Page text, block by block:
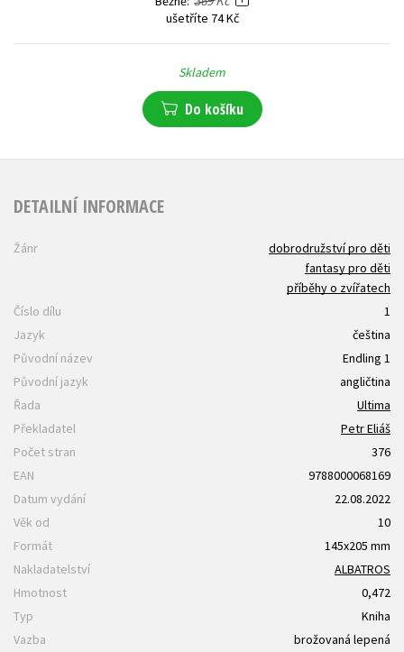
ušetříte 74 Kč
Skladem
Do košíku
DETAILNÍ INFORMACE
Žánr
dobrodružství pro děti
fantasy pro děti
příběhy o zvířatech
Číslo dílu
1
Jazyk
čeština
Původní název
Endling 1
Původní jazyk
angličtina
Řada
Ultima
Překladatel
Petr Eliáš
Počet stran
376
EAN
9788000068169
Datum vydání
22.08.2022
Věk od
10
Formát
145x205 mm
Nakladatelství
ALBATROS
Hmotnost
0,472
Typ
Kniha
Vazba
brožovaná lepená